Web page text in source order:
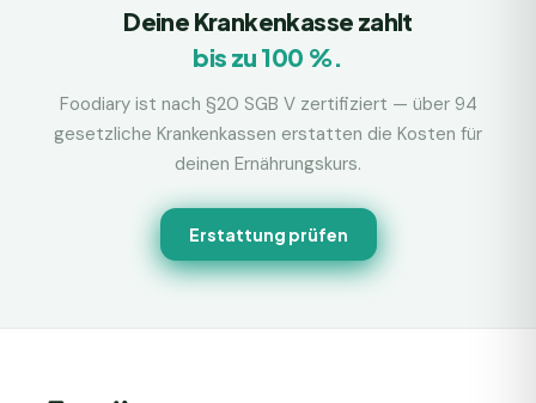
Deine Krankenkasse zahlt
bis zu 100 %.
Foodiary ist nach §20 SGB V zertifiziert — über 94
gesetzliche Krankenkassen erstatten die Kosten für
deinen Ernährungskurs.
Erstattung prüfen